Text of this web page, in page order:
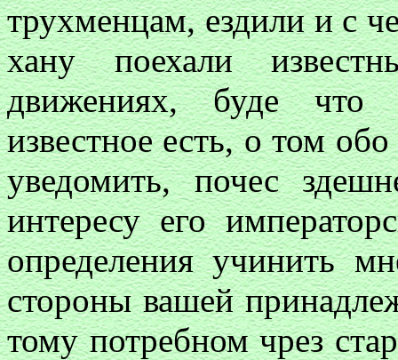
трухменцам, ездили и с
хану поехали
движениях, буде что
известное есть, о том
уведомить, почес
интересу его
определения учинить
стороны вашей
тому потребном чрез